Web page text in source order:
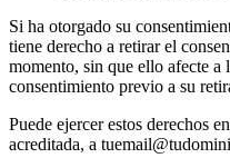
Si ha otorgado su
tiene derecho a retirar el
momento, sin que ello afecte a
consentimiento previo a su
Puede ejercer estos derechos
acreditada, a